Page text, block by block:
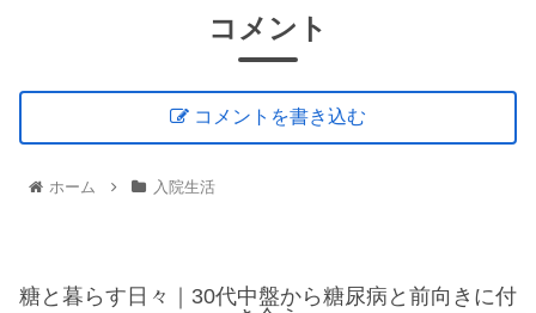
コメント
コメントを書き込む
ホーム 入院生活
糖と暮らす日々｜30代中盤から糖尿病と前向きに付